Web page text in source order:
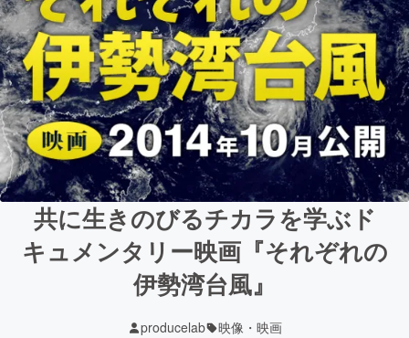
共に生きのびるチカラを学ぶド
キュメンタリー映画『それぞれの
伊勢湾台風』
producelab 映像・映画